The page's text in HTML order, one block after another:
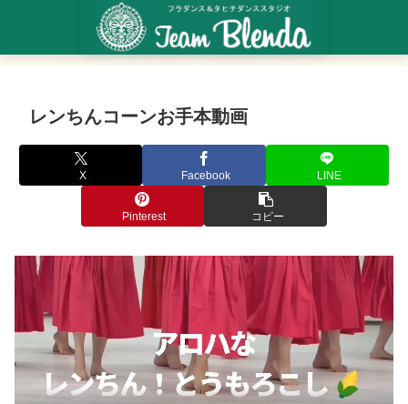
レンちんコーンお手本動画
X Facebook LINE
Pinterest コピー